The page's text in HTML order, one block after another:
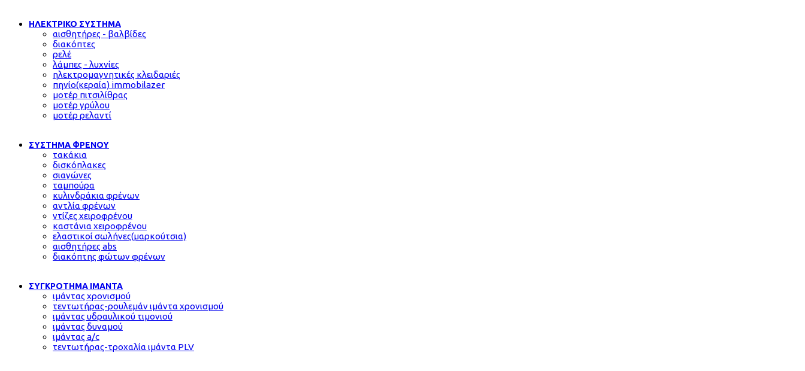
ΗΛΕΚΤΡΙΚΟ ΣΥΣΤΗΜΑ
αισθητήρες - βαλβίδες
διακόπτες
ρελέ
λάμπες - λυχνίες
ηλεκτρομαγνητικές κλειδαριές
πηνίο(κεραία) immobilazer
μοτέρ πιτσιλίθρας
μοτέρ γρύλου
μοτέρ ρελαντί
ΣΥΣΤΗΜΑ ΦΡΕΝΟΥ
τακάκια
δισκόπλακες
σιαγώνες
ταμπούρα
κυλινδράκια φρένων
αντλία φρένων
ντίζες χειροφρένου
καστάνια χειροφρένου
ελαστικοί σωλήνες(μαρκούτσια)
αισθητήρες abs
διακόπτης φώτων φρένων
ΣΥΓΚΡΟΤΗΜΑ ΙΜΑΝΤΑ
ιμάντας χρονισμού
τεντωτήρας-ρουλεμάν ιμάντα χρονισμού
ιμάντας υδραυλικού τιμονιού
ιμάντας δυναμού
ιμάντας a/c
τεντωτήρας-τροχαλία ιμάντα PLV